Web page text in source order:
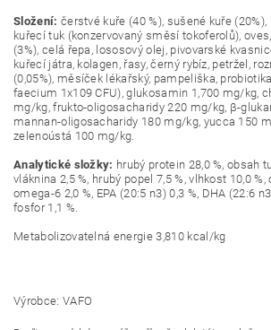
Složení: čerstvé kuře (40 %), sušené kuře (20%),
kuřecí tuk (konzervovaný směsí tokoferolů),
(3%), celá řepa, lososový olej, pivovarské
kuřecí játra, kolagen, řasy, černý rybíz, petržel,
(0,05%), měsíček lékařský, pampeliška,
faecium 1x109 CFU), glukosamin 1,700 mg/kg,
mg/kg, frukto-oligosacharidy 220 mg/kg, β-
mannan-oligosacharidy 180 mg/kg, yucca 150
zelenoústá 100 mg/kg.
Analytické složky: hrubý protein 28,0 %, obsah
vláknina 2,5 %, hrubý popel 7,5 %, vlhkost 10,0 %,
omega-6 2,0 %, EPA (20:5 n3) 0,3 %, DHA (22:6
fosfor 1,1 %.
Metabolizovatelná energie 3,810 kcal/kg
Výrobce: VAFO